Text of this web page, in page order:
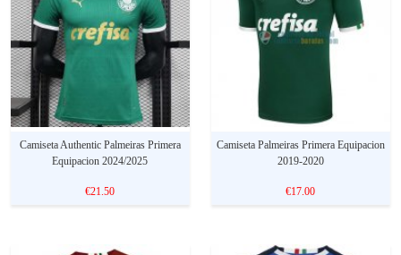
Camiseta Authentic Palmeiras Primera
Equipacion 2024/2025
€21.50
Camiseta Palmeiras Primera Equipacion
2019-2020
€17.00